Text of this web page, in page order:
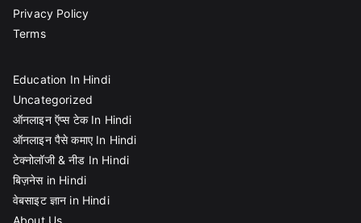
Privacy Policy
Terms
Education In Hindi
Uncategorized
ऑनलाइन ऍप्स टेक In Hindi
ऑनलाइन पैसे कमाए In Hindi
टेक्नोलॉजी & नीड In Hindi
बिज़नेस in Hindi
वेबसाइट ज्ञान in Hindi